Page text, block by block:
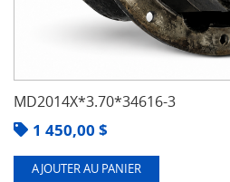
MD2014X*3.70*34616-3
1 450,00 $
AJOUTER AU PANIER